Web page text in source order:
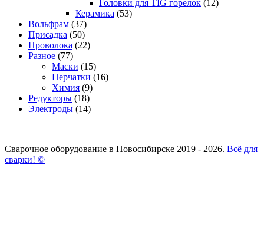
Головки для TIG горелок (12)
Керамика (53)
Вольфрам (37)
Присадка (50)
Проволока (22)
Разное (77)
Маски (15)
Перчатки (16)
Химия (9)
Редукторы (18)
Электроды (14)
Сварочное оборудование в Новосибирске 2019 - 2026. Всё для
сварки! ©